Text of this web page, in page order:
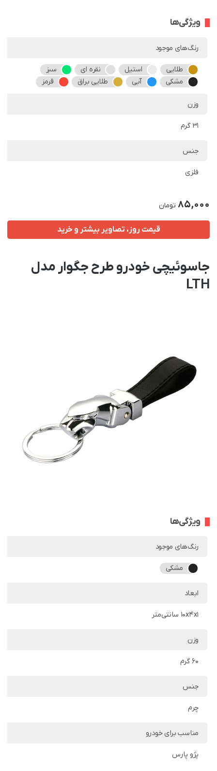
ویژگی‌ها
رنگ‌های موجود
طلایی استیل نقره ای
سبز
مشکی
آبی طلایی براق قرمز
وزن
31 گرم
جنس
فلزی
85,000 تومان
قیمت روز، تصاویر بیشتر و خرید
جاسوئیچی خودرو طرح جگوار مدل
LTH
ویژگی‌ها
رنگ‌های موجود
مشکی
ابعاد
10x4x1 سانتی‌متر
وزن
60 گرم
جنس
چرم
مناسب برای خودرو
پژو پارس